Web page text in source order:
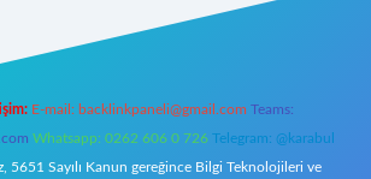
E-mail: backlinkpaneli@gmail.com Teams:
Whatsapp: 0262 606 0 726 Telegram: @karabul
5651 Sayılı Kanun gereğince Bilgi Teknolojileri ve